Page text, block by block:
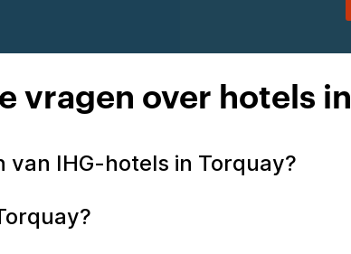
vragen over hotels
van IHG-hotels in Torquay?